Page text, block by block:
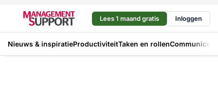
Lees 1 maand gratis Inloggen
Nieuws & inspiratieProductiviteitTaken en rollen